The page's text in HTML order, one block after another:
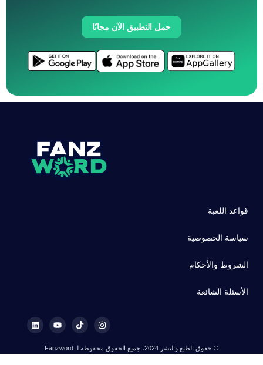
حمل التطبيق الآن مجانًا
قواعد اللعبة
سياسة الخصوصية
الشروط والأحكام
الأسئلة الشائعة
© حقوق الطبع والنشر 2024، جميع الحقوق محفوظة لـ Fanzword